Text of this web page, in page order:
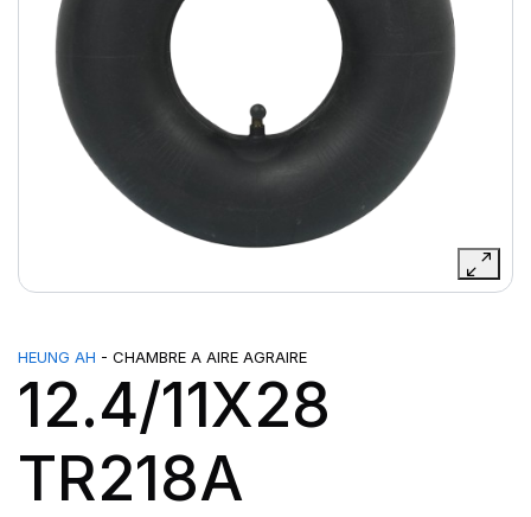
HEUNG AH - CHAMBRE A AIRE AGRAIRE
12.4/11X28
TR218A